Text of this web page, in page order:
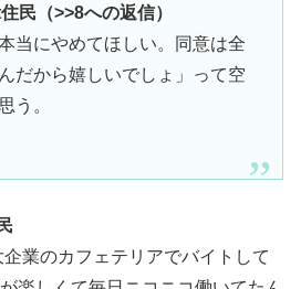
民（>>8への返信）
当にやめてほしい。同意は全
だから嬉しいでしょ」って空
う。
業のカフェテリアでバイトして